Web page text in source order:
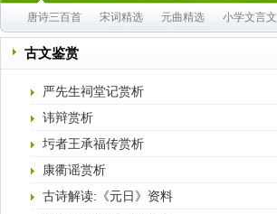
唐诗三百首 宋词精选 元曲精选 小学文言文
古文鉴赏
严先生祠堂记赏析
讳辩赏析
圬者王承福传赏析
康衢谣赏析
古诗解读:《元日》资料